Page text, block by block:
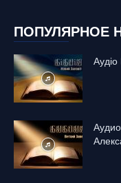
ПОПУЛЯРНОЕ
Аудіо